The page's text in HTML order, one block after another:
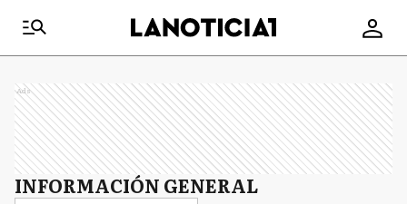
Ads
INFORMACIÓN GENERAL